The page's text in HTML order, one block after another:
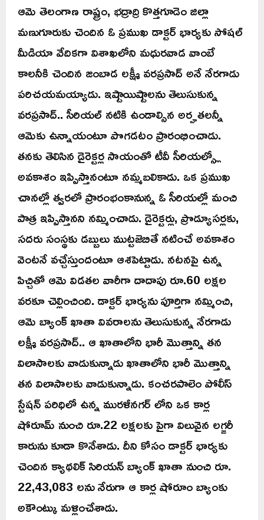
ఆమె తెలంగాణ రాష్ట్రం, భద్రాద్రి కొత్తగూడెం జిల్లా
మణుగూరుకు చెందిన ఓ ప్రముఖ డాక్టర్ భార్యకు సోషల్
మీడియా వేదికగా విశాఖలోని మధురవాడ వాంబే
కాలనీకి చెందిన జంబాడ లక్ష్మీ వరప్రసాద్ అనే నేరగాడు
పరిచయమయ్యాడు. ఇష్టాయిష్టాలను తెలుసుకున్న
వరప్రసాద్.. సీరియల్ నటికి ఉండాల్సిన అర్హతలన్నీ
ఆమెకు ఉన్నాయంటూ పొగడటం ప్రారంభించాడు.
తనకు తెలిసిన డైరెక్టర్ల సాయంతో టీవీ సీరియల్స్లో
అవకాశం ఇప్పిస్తానంటూ నమ్మబలికాడు. ఒక ప్రముఖ
చానల్లో త్వరలో ప్రారంభంకానున్న ఓ సీరియల్లో మంచి
పాత్ర ఇప్పిస్తానని నమ్మించాడు. డైరెక్టర్లు, ప్రొడ్యూసర్లకు,
సదరు సంస్థకు డబ్బులు ముట్టజెబితే నటించే అవకాశం
వెంటనే వచ్చేస్తుందంటూ ఆశపెట్టాడు. నటనపై ఉన్న
పిచ్చితో ఆమె విడతల వారీగా దాదాపు రూ.60 లక్షల
వరకూ చెల్లించింది. డాక్టర్ భార్యను పూర్తిగా నమ్మించి,
ఆమె బ్యాంక్ ఖాతా వివరాలను తెలుసుకున్న నేరగాడు
లక్ష్మీ వరప్రసాద్.. ఆ ఖాతాలోని భారీ మొత్తాన్ని తన
విలాసాలకు వాడుకున్నాడు ఖాతాలోని భారీ మొత్తాన్ని
తన విలాసాలకు వాడుకున్నాడు. కంచరపాలెం పోలీస్
స్టేషన్ పరిధిలో ఉన్న మురళీనగర్ లోని ఒక కార్ల
షోరూమ్ నుంచి రూ.22 లక్షలకు పైగా విలువైన లగ్జరీ
కారును కూడా కొనేశాడు. దీని కోసం డాక్టర్ భార్యకు
చెందిన క్యాథలిక్ సిరియన్ బ్యాంక్ ఖాతా నుంచి రూ.
22,43,083 లను నేరుగా ఆ కార్ల షోరూం బ్యాంకు
అకౌంట్కు మళ్లించేశాడు.